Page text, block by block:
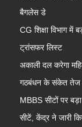
बैगलेस डे
CG शिक्षा विभाग में
ट्रांसफर लिस्ट
अकाली दल करेगा
गठबंधन के संकेत तेज
MBBS सीटों पर
सीटें, केंद्र ने जारी